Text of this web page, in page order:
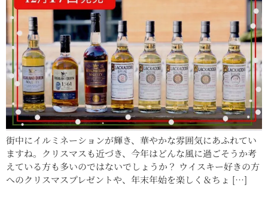
街中にイルミネーションが輝き、華やかな雰囲気にあふれてい
ますね。クリスマスも近づき、今年はどんな風に過ごそうか考
えている方も多いのではないでしょうか？ ウイスキー好きの方
へのクリスマスプレゼントや、年末年始を楽しく＆ちょ […]